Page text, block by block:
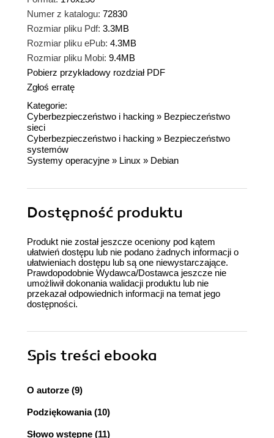
Numer z katalogu: 72830
Rozmiar pliku Pdf: 3.3MB
Rozmiar pliku ePub: 4.3MB
Rozmiar pliku Mobi: 9.4MB
Pobierz przykładowy rozdział PDF
Zgłoś erratę
Kategorie:
Cyberbezpieczeństwo i hacking » Bezpieczeństwo
sieci
Cyberbezpieczeństwo i hacking » Bezpieczeństwo
systemów
Systemy operacyjne » Linux » Debian
Dostępność produktu
Produkt nie został jeszcze oceniony pod kątem
ułatwień dostępu lub nie podano żadnych informacji o
ułatwieniach dostępu lub są one niewystarczające.
Prawdopodobnie Wydawca/Dostawca jeszcze nie
umożliwił dokonania walidacji produktu lub nie
przekazał odpowiednich informacji na temat jego
dostępności.
Spis treści ebooka
O autorze (9)
Podziękowania (10)
Słowo wstępne (11)